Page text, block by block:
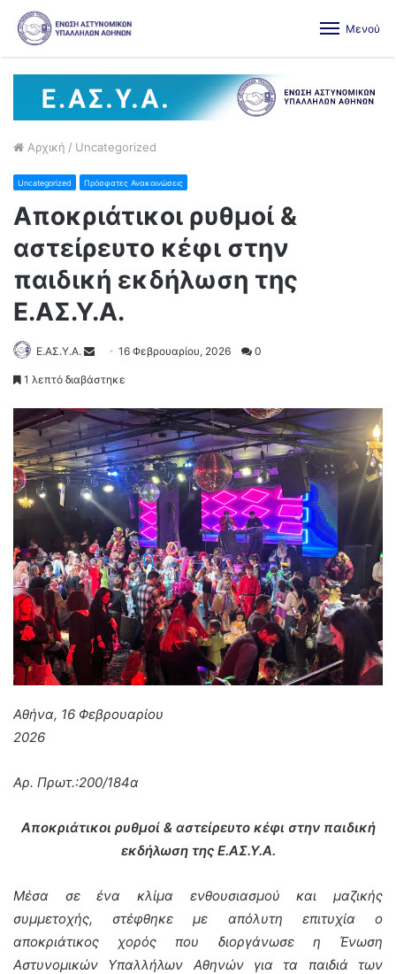
Μενού
Αρχική / Uncategorized
Uncategorized Πρόσφατες Ανακοινώσεις
Αποκριάτικοι ρυθμοί &
αστείρευτο κέφι στην
παιδική εκδήλωση της
Ε.ΑΣ.Υ.Α.
Ε.ΑΣ.Υ.Α. 16 Φεβρουαρίου, 2026 0
1 λεπτό διαβάστηκε
Αθήνα, 16 Φεβρουαρίου
2026
Αρ. Πρωτ.:200/184α
Αποκριάτικοι ρυθμοί & αστείρευτο κέφι στην παιδική
εκδήλωση της Ε.ΑΣ.Υ.Α.
Μέσα σε ένα κλίμα ενθουσιασμού και μαζικής
συμμετοχής, στέφθηκε με απόλυτη επιτυχία ο
αποκριάτικος χορός που διοργάνωσε η Ένωση
Αστυνομικών Υπαλλήλων Αθηνών για τα παιδιά των